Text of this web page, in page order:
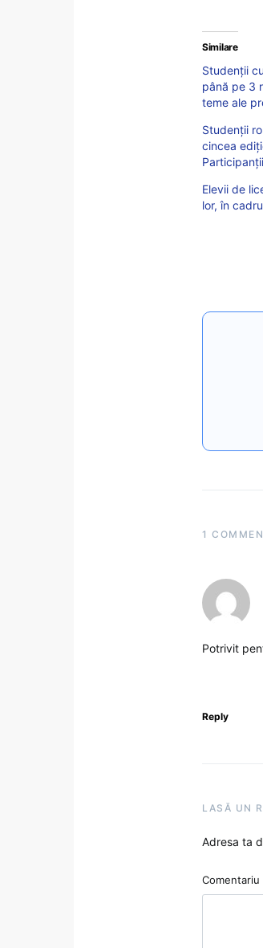
Similare
Studenții
până pe 3
teme ale
Studenții
cincea
Elevii de
lor, în
1
Potrivit
Reply
LASĂ UN
Adresa ta
Comentariu